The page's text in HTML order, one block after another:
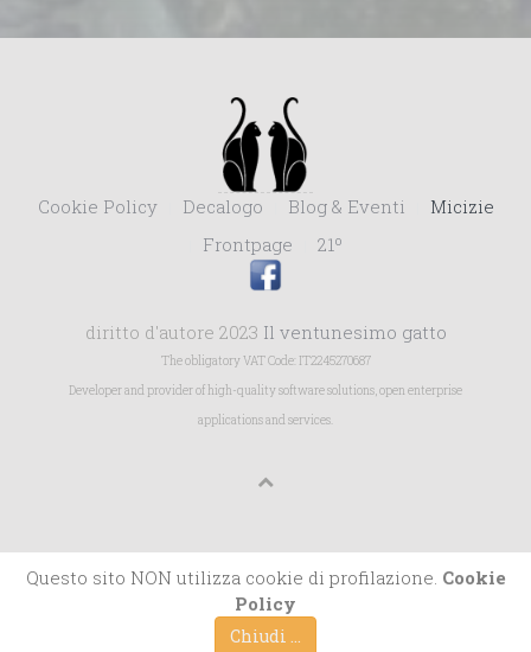
Cookie Policy Decalogo Blog & Eventi
Micizie
Frontpage
21º
diritto d'autore 2023 Il ventunesimo gatto
The obligatory VAT Code: IT2245270687
Developer and provider of high-quality software solutions, open enterprise
applications and services.
Questo sito NON utilizza cookie di profilazione. Cookie
Policy
Chiudi ...